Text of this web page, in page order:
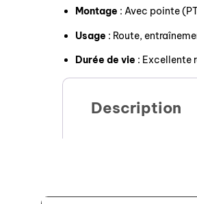
Montage : Avec pointe
Usage : Route,
Durée de vie : Excellente
Description